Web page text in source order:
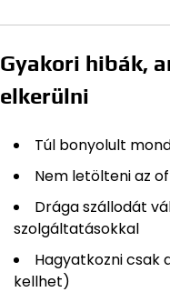
Gyakori hibák,
elkerülni
Túl bonyolult
Nem letölteni az
Drága szállodát
szolgáltatásokkal
Hagyatkozni csak
kellhet)